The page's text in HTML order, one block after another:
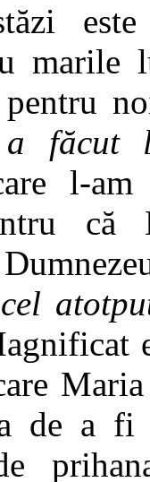
marile
făcut
l-
de a fi